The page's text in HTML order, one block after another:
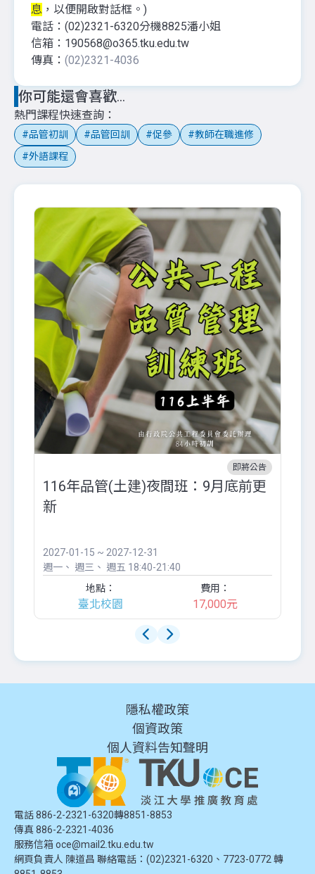
息 ，以便開啟對話框。)
電話：(02)2321-6320分機8825潘小姐
信箱：190568@o365.tku.edu.tw
傳真： (02)2321-4036
你可能還會喜歡...
熱門課程快速查詢
品管初訓 品管回訓 促參
教師在職進修
外語課程
即將公告
116年品管(土建)夜間班：9月底前更
新
2027-01-15 ~ 2027-12-31
週一
週三 週五 18:40-21:40
地點：
臺北校園
費用：
17,000元
隱私權政策
個資政策
個人資料告知聲明
電話 886-2-2321-6320轉8851-8853
傳真 886-2-2321-4036
服務信箱 oce@mail2.tku.edu.tw
網頁負責人 陳道昌 聯絡電話：(02)2321-6320、7723-0772 轉